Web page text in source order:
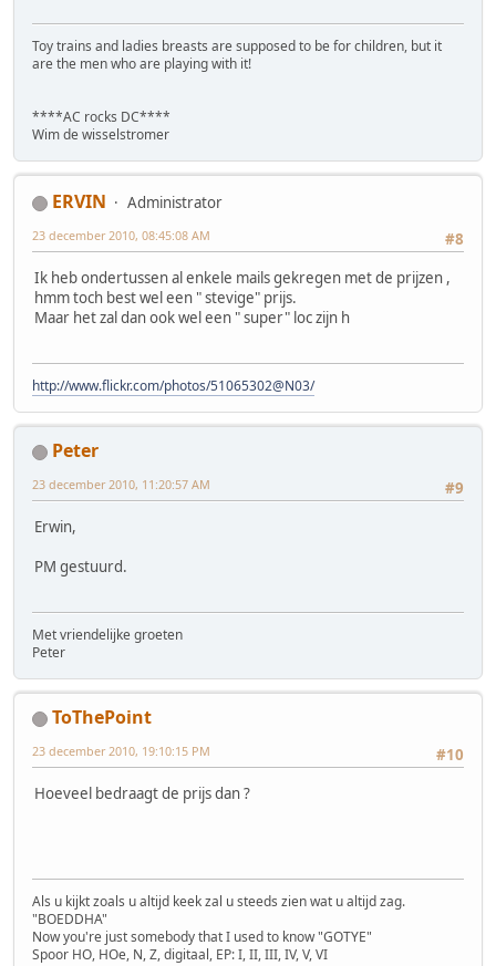
Toy trains and ladies breasts are supposed to be for children, but it
are the men who are playing with it!
****AC rocks DC****
Wim de wisselstromer
ERVIN
Administrator
#8
23 december 2010, 08:45:08 AM
Ik heb ondertussen al enkele mails gekregen met de prijzen ,
hmm toch best wel een " stevige" prijs.
Maar het zal dan ook wel een " super" loc zijn h
http://www.flickr.com/photos/51065302@N03/
Peter
#9
23 december 2010, 11:20:57 AM
Erwin,
PM gestuurd.
Met vriendelijke groeten
Peter
ToThePoint
#10
23 december 2010, 19:10:15 PM
Hoeveel bedraagt de prijs dan ?
Als u kijkt zoals u altijd keek zal u steeds zien wat u altijd zag.
"BOEDDHA"
Now you're just somebody that I used to know "GOTYE"
Spoor HO, HOe, N, Z, digitaal, EP: I, II, III, IV, V, VI